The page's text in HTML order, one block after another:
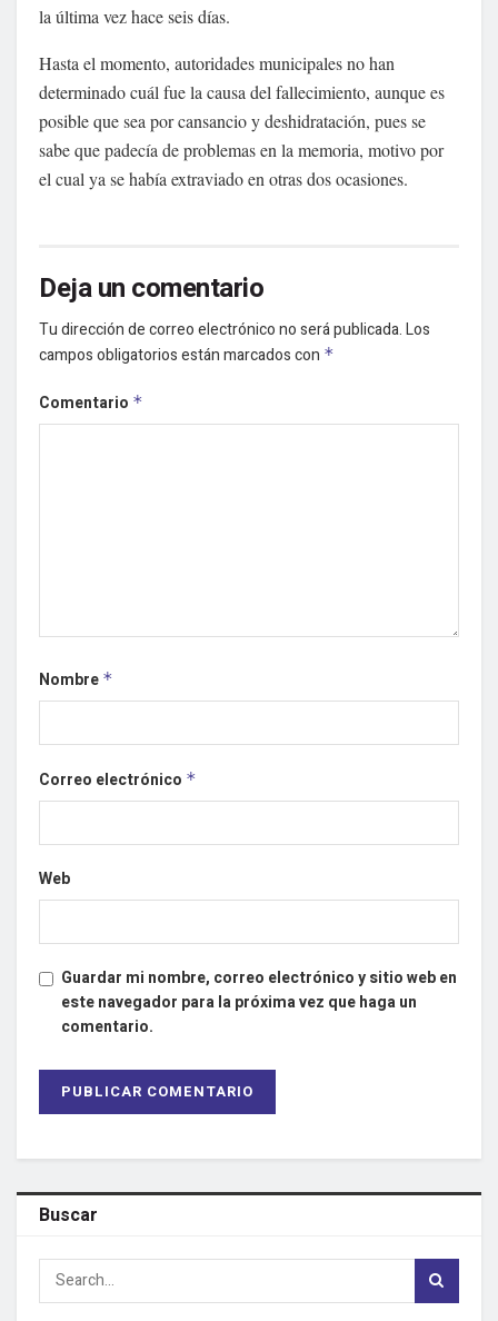
la última vez hace seis días.
Hasta el momento, autoridades municipales no han
determinado cuál fue la causa del fallecimiento, aunque es
posible que sea por cansancio y deshidratación, pues se
sabe que padecía de problemas en la memoria, motivo por
el cual ya se había extraviado en otras dos ocasiones.
Deja un comentario
Tu dirección de correo electrónico no será publicada.Los
campos obligatorios están marcados con *
Comentario *
Nombre *
Correo electrónico *
Web
Guardar mi nombre, correo electrónico y sitio web en
este navegador para la próxima vez que haga un
comentario.
Buscar